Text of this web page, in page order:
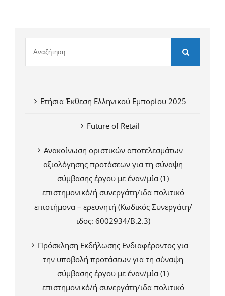
Ετήσια Έκθεση Ελληνικού Εμπορίου 2025
Future of Retail
Ανακοίνωση οριστικών αποτελεσμάτων
αξιολόγησης προτάσεων για τη σύναψη
σύμβασης έργου με έναν/μία (1)
επιστημονικό/ή συνεργάτη/ιδα πολιτικό
επιστήμονα – ερευνητή (Κωδικός Συνεργάτη/
ιδος: 6002934/Β.2.3)
Πρόσκληση Εκδήλωσης Ενδιαφέροντος για
την υποβολή προτάσεων για τη σύναψη
σύμβασης έργου με έναν/μία (1)
επιστημονικό/ή συνεργάτη/ιδα πολιτικό